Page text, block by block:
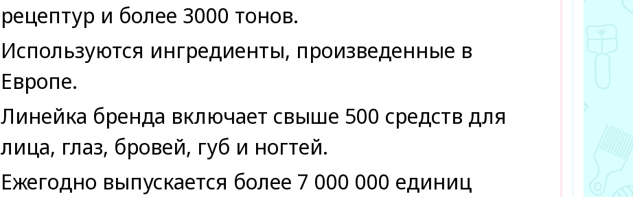
рецептур и более 3000 тонов.
Используются ингредиенты, произведенные в
Европе.
Линейка бренда включает свыше 500 средств для
лица, глаз, бровей, губ и ногтей.
Ежегодно выпускается более 7 000 000 единиц